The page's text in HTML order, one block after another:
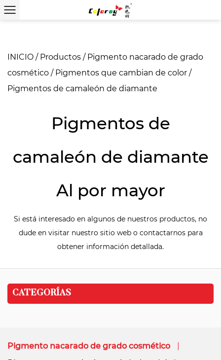
INICIO / Productos / Pigmento nacarado de grado
cosmético / Pigmentos que cambian de color /
Pigmentos de camaleón de diamante
Pigmentos de
camaleón de diamante
Al por mayor
Si está interesado en algunos de nuestros productos, no
dude en visitar nuestro sitio web o contactarnos para
obtener información detallada.
CATEGORÍAS
Pigmento nacarado de grado cosmético